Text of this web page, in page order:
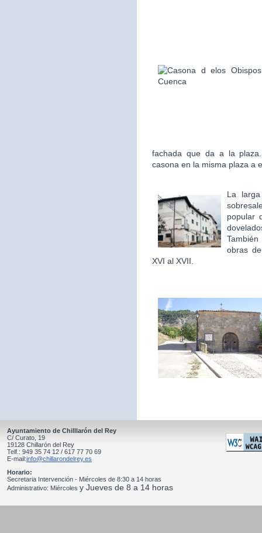
fachada que da a la
casona en la misma plaza a
La
popular
obras
XVI al XVII.
Ayuntamiento de Chilllarón del Rey
C/ Curato, 19
19128 Chillarón del Rey
Telf.: 949 35 74 12 / 617 77 70 69
E-mail:info@chillarondelrey.es
Horario:
Secretaria Intervención - Miércoles de 8:30 a 14 horas
Administrativo: Miércoles y Jueves de 8 a 14 horas